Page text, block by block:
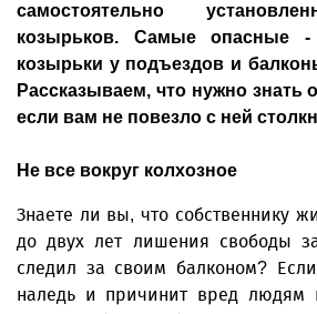
самостоятельно
козырьков. Самые опасные
козырьки у подъездов и
Рассказываем, что нужно знать
если вам не повезло с ней
Не все вокруг колхозное
Знаете ли вы, что собственнику
до двух лет лишения свободы
следил за своим балконом?
наледь и причинит вред людям